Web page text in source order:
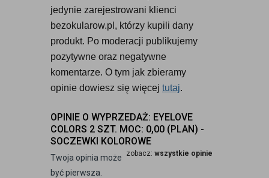
jedynie zarejestrowani klienci
bezokularow.pl, którzy kupili dany
produkt. Po moderacji publikujemy
pozytywne oraz negatywne
komentarze. O tym jak zbieramy
opinie dowiesz się więcej tutaj.
OPINIE O WYPRZEDAŻ: EYELOVE
COLORS 2 SZT. MOC: 0,00 (PLAN) -
SOCZEWKI KOLOROWE
zobacz: wszystkie opinie
Twoja opinia może
być pierwsza.